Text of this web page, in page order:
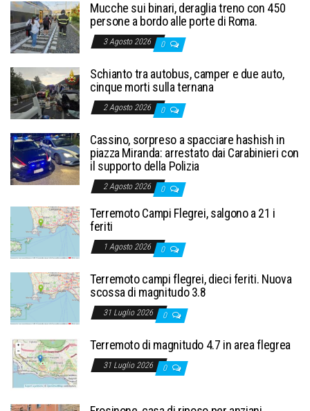
Mucche sui binari, deraglia treno con 450
persone a bordo alle porte di Roma.
3 Agosto 2026 0
Schianto tra autobus, camper e due auto,
cinque morti sulla ternana
2 Agosto 2026 0
Cassino, sorpreso a spacciare hashish in
piazza Miranda: arrestato dai Carabinieri con
il supporto della Polizia
2 Agosto 2026 0
Terremoto Campi Flegrei, salgono a 21 i
feriti
1 Agosto 2026 0
Terremoto campi flegrei, dieci feriti. Nuova
scossa di magnitudo 3.8
31 Luglio 2026 0
Terremoto di magnitudo 4.7 in area flegrea
31 Luglio 2026 0